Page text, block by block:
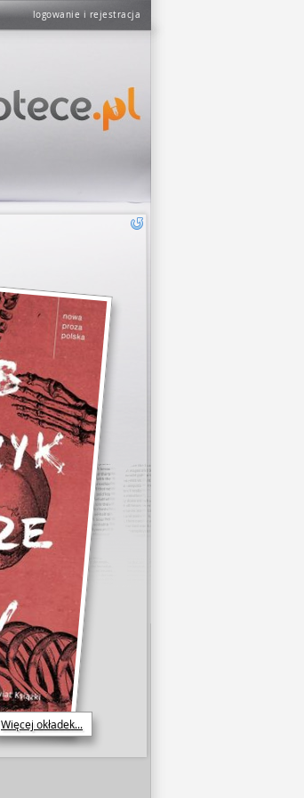
logowanie i rejestracja
Więcej okładek...